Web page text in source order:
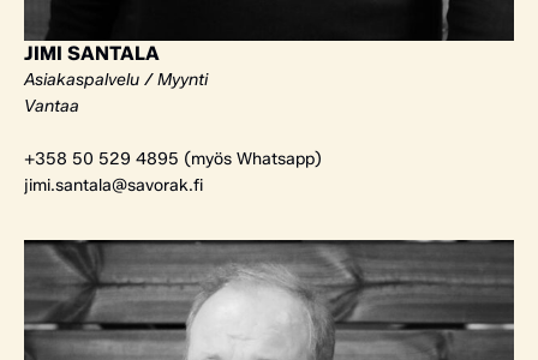
JIMI SANTALA
Asiakaspalvelu / Myynti
Vantaa
+358 50 529 4895 (myös Whatsapp)
jimi.santala@savorak.fi